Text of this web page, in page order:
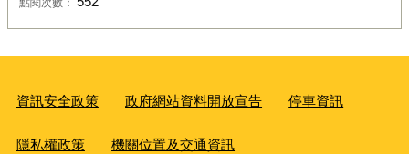
資訊安全政策 政府網站資料開放宣告 停車資訊
隱私權政策 機關位置及交通資訊